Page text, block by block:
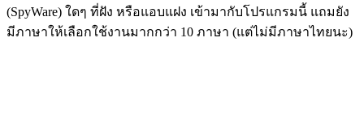
(SpyWare) ใดๆ ที่ฝัง หรือแอบแฝง เข้ามากับโปรแกรมนี้ แถมยัง
มีภาษาให้เลือกใช้งานมากกว่า 10 ภาษา (แต่ไม่มีภาษาไทยนะ)